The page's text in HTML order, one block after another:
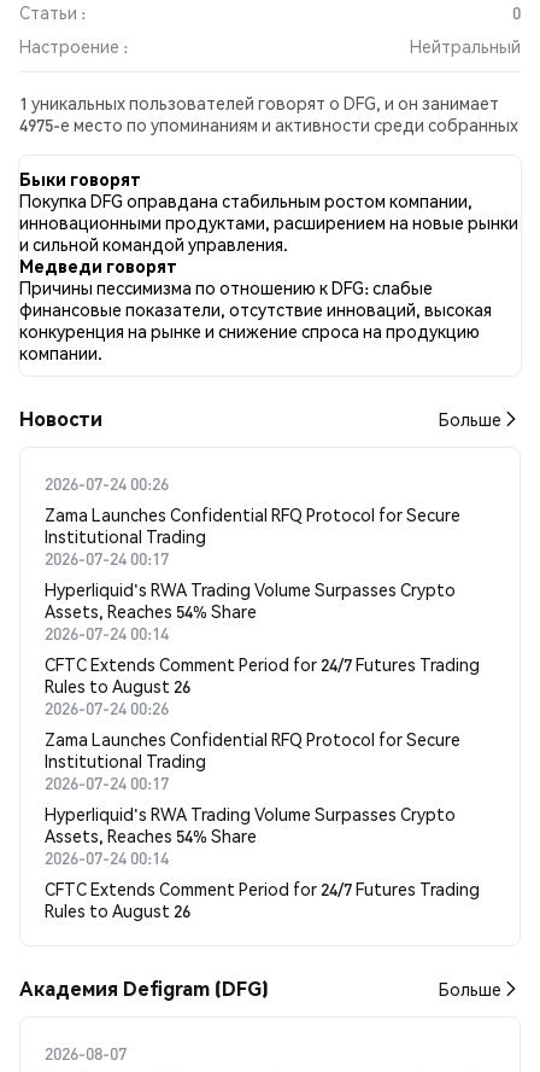
Статьи :
0
Настроение :
Нейтральный
1 уникальных пользователей говорят о DFG, и он занимает
4975-е место по упоминаниям и активности среди собранных
во всех социальных сетях было Нейтральный. Всего было
опубликовано 0 новостных статей о DFG. В Twitter 0.00%
твитов имели бычий настрой по сравнению с 0.00% твитов с
медвежьим настроем по DFG. 100.00% твитов были
нейтральными по отношению к DFG. Эти данные основаны
на 2 твитах.
Быки говорят
Покупка DFG оправдана стабильным ростом компании,
инновационными продуктами, расширением на новые рынки
и сильной командой управления.
Медведи говорят
Причины пессимизма по отношению к DFG: слабые
финансовые показатели, отсутствие инноваций, высокая
конкуренция на рынке и снижение спроса на продукцию
компании.
Новости Больше
2026-07-24 00:26
Zama Launches Confidential RFQ Protocol for Secure
Institutional Trading
2026-07-24 00:17
Hyperliquid's RWA Trading Volume Surpasses Crypto
Assets, Reaches 54% Share
2026-07-24 00:14
CFTC Extends Comment Period for 24/7 Futures Trading
Rules to August 26
2026-07-24 00:26
Zama Launches Confidential RFQ Protocol for Secure
Institutional Trading
2026-07-24 00:17
Hyperliquid's RWA Trading Volume Surpasses Crypto
Assets, Reaches 54% Share
2026-07-24 00:14
CFTC Extends Comment Period for 24/7 Futures Trading
Rules to August 26
Академия Defigram (DFG) Больше
2026-08-07